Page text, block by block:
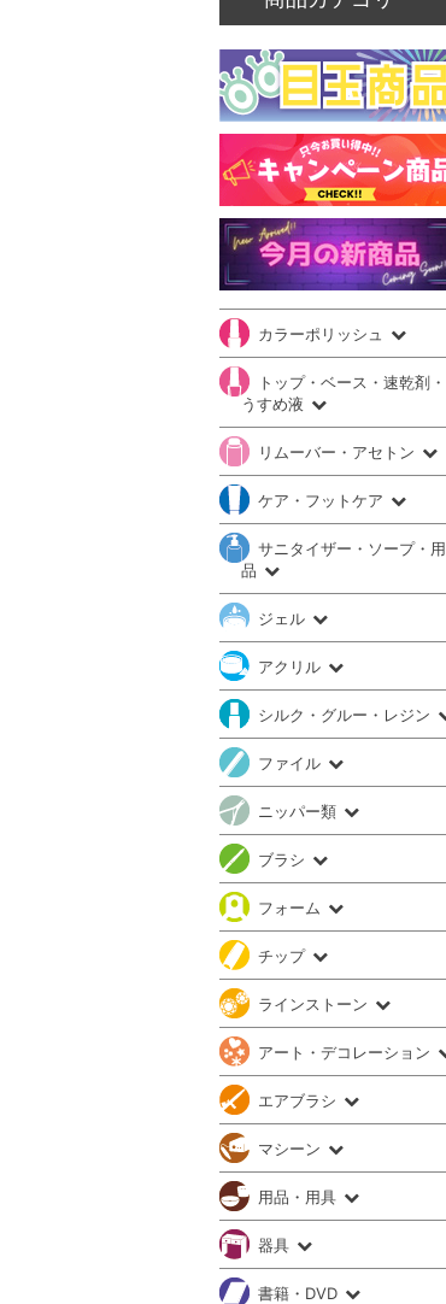
カラーポリッシュ
トップ・ベース・速乾剤・
うすめ液
リムーバー・アセトン
ケア・フットケア
サニタイザー・ソープ・用
品
ジェル
アクリル
シルク・グルー・レジン
ファイル
ニッパー類
ブラシ
フォーム
チップ
ラインストーン
アート・デコレーション
エアブラシ
マシーン
用品・用具
器具
書籍・DVD